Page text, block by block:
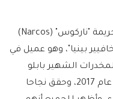
جاءت الخطوة التالية مع مسلسل الجريمة "ناركوس" (Narcos)
"خافيير بينيا"، وهو عميل في
الشهير بابلو
إسكوبار. استمر عرض المسلسل حتى عام 2017، وحقق نجاحا